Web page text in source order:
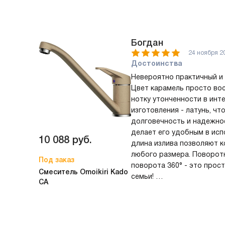
Этот изделие стало
кухни! Карамельный цвет
изысканность и уют, он
говорит о его прочности
же, это изделие
делает его удобным для
Излив поворачивается на
удобно при
направить струю воды
особенно пригодится
посудомоечных машин
10 088 руб.
Под заказ
Смеситель Omoikiri Kado
CA
Богдан
24 ноября
Достоинства
Невероятно практичный и
Цвет карамель просто
нотку утонченности в
изготовления - латунь,
долговечность и
делает его удобным в
длина излива позволяют
любого размера.
поворота 360° - это
семьи!